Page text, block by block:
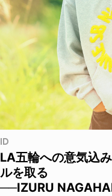
ID
LA五輪への意気込
ルを取る
──IZURU